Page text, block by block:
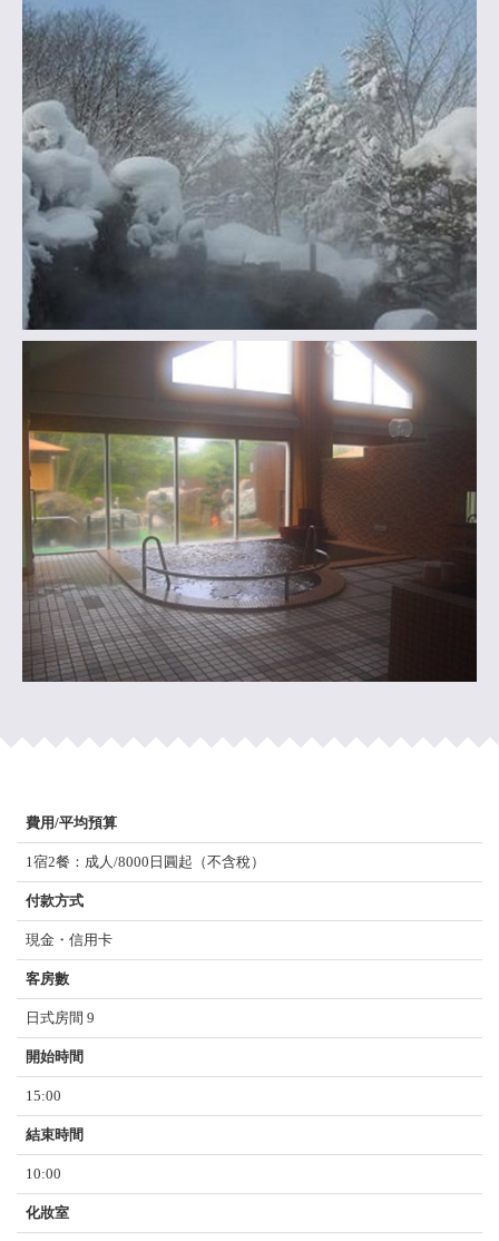
費用/平均預算
1宿2餐：成人/8000日圓起（不含稅）
付款方式
現金・信用卡
客房數
日式房間 9
開始時間
15:00
結束時間
10:00
化妝室